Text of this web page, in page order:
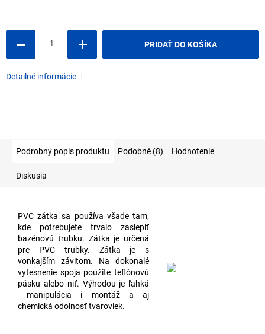
PRIDAŤ DO KOŠÍKA
Detailné informácie
Podrobný popis produktu Podobné (8) Hodnotenie
Diskusia
PVC zátka sa používa všade tam,
kde potrebujete trvalo zaslepiť
bazénovú trubku. Zátka je určená
pre PVC trubky. Zátka je s
vonkajším závitom. Na dokonalé
vytesnenie spoja použite teflónovú
pásku alebo niť. Výhodou je ľahká
manipulácia i montáž a aj
chemická odolnosť tvaroviek.